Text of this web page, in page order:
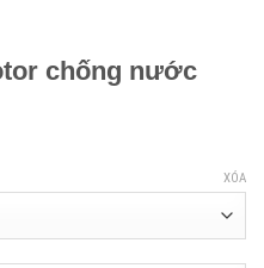
chống nước
XÓA